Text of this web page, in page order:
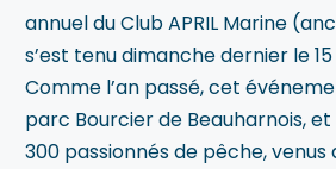
annuel du Club APRIL Marine
s’est tenu dimanche dernier le 15
Comme l’an passé, cet
parc Bourcier de Beauharnois,
300 passionnés de pêche,